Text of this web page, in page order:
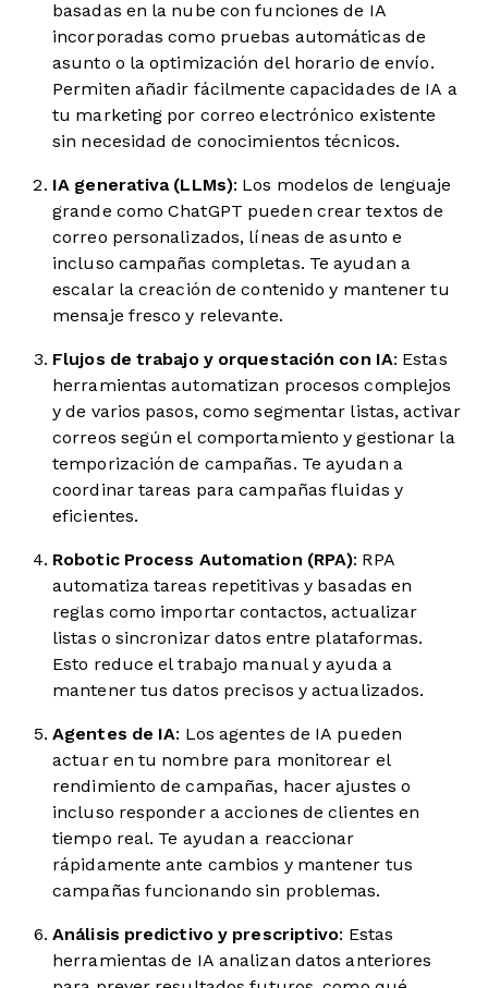
basadas en la nube con funciones de IA
incorporadas como pruebas automáticas de
asunto o la optimización del horario de envío.
Permiten añadir fácilmente capacidades de IA a
tu marketing por correo electrónico existente
sin necesidad de conocimientos técnicos.
IA generativa (LLMs): Los modelos de lenguaje
grande como ChatGPT pueden crear textos de
correo personalizados, líneas de asunto e
incluso campañas completas. Te ayudan a
escalar la creación de contenido y mantener tu
mensaje fresco y relevante.
Flujos de trabajo y orquestación con IA: Estas
herramientas automatizan procesos complejos
y de varios pasos, como segmentar listas, activar
correos según el comportamiento y gestionar la
temporización de campañas. Te ayudan a
coordinar tareas para campañas fluidas y
eficientes.
Robotic Process Automation (RPA): RPA
automatiza tareas repetitivas y basadas en
reglas como importar contactos, actualizar
listas o sincronizar datos entre plataformas.
Esto reduce el trabajo manual y ayuda a
mantener tus datos precisos y actualizados.
Agentes de IA: Los agentes de IA pueden
actuar en tu nombre para monitorear el
rendimiento de campañas, hacer ajustes o
incluso responder a acciones de clientes en
tiempo real. Te ayudan a reaccionar
rápidamente ante cambios y mantener tus
campañas funcionando sin problemas.
Análisis predictivo y prescriptivo: Estas
herramientas de IA analizan datos anteriores